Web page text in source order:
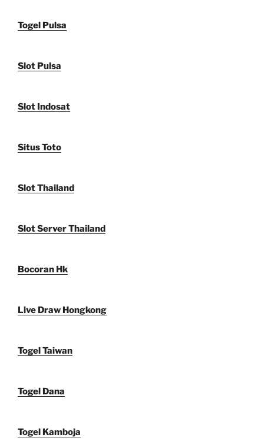
Togel Pulsa
Slot Pulsa
Slot Indosat
Situs Toto
Slot Thailand
Slot Server Thailand
Bocoran Hk
Live Draw Hongkong
Togel Taiwan
Togel Dana
Togel Kamboja